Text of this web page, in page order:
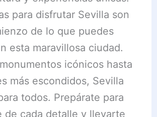
para disfrutar Sevilla son
de lo que puedes
esta maravillosa ciudad.
icónicos hasta
más escondidos, Sevilla
todos. Prepárate para
de cada detalle y llevarte